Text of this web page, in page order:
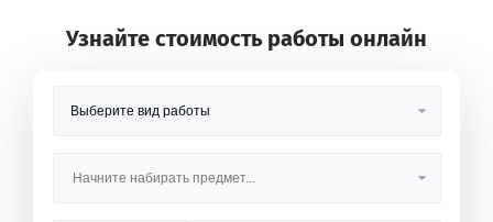
Узнайте стоимость работы онлайн